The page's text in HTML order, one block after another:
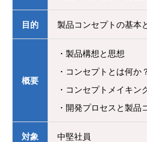
目的 製品コンセプトの基本
概要
・製品構想と思想
・コンセプトとは何か
・コンセプトメイキン
・開発プロセスと製品
対象 中堅社員